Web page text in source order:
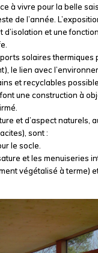
à vivre pour la belle
de l’année.
d’isolation et une
solaires thermiques
le lien avec
et recyclables
une construction à
et d’aspect naturels,
sont :
le socle.
et les menuiseries
végétalisé à terme)